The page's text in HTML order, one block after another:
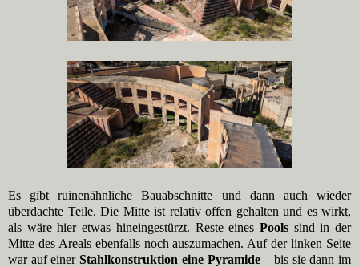
Es gibt ruinenähnliche Bauabschnitte und dann auch wieder
überdachte Teile. Die Mitte ist relativ offen gehalten und es wirkt,
als wäre hier etwas hineingestürzt. Reste eines Pools sind in der
Mitte des Areals ebenfalls noch auszumachen. Auf der linken Seite
war auf einerStahlkonstruktion eine Pyramide– bis sie dann im